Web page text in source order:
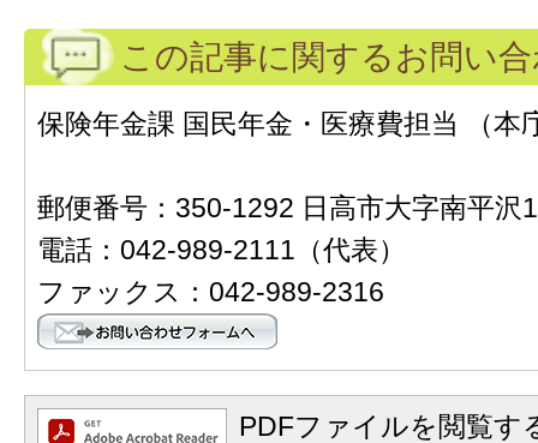
この記事に関するお問い
保険年金課 国民年金・医療費担当 （本
郵便番号：350-1292 日高市大字南平沢
電話：042-989-2111（代表）
ファックス：042-989-2316
PDFファイルを閲覧す